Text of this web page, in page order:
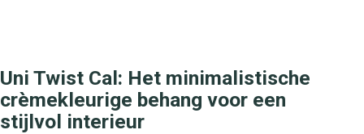
Uni Twist Cal: Het minimalistische
crèmekleurige behang voor een
stijlvol interieur